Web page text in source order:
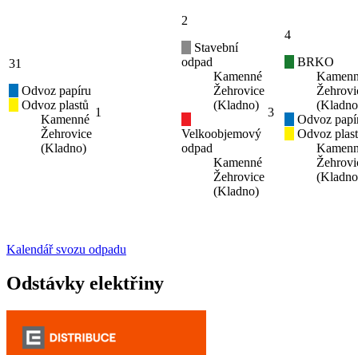
31
Odvoz papíru
Odvoz plastů
Kamenné
Žehrovice
(Kladno)
1
2
Stavební
odpad
Kamenné
Žehrovice
(Kladno)
Velkoobjemový
odpad
Kamenné
Žehrovice
(Kladno)
3
4
BRKO
Odvoz
Odvoz
Kalendář svozu odpadu
Odstávky elektřiny